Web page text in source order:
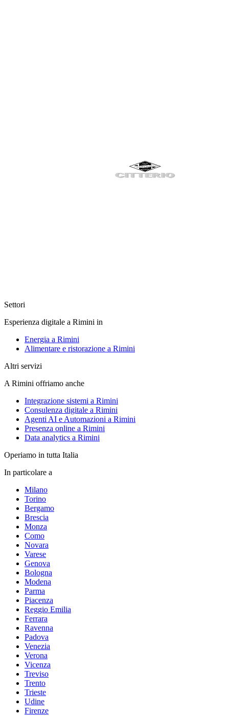
Settori
Esperienza digitale a Rimini in
Energia a Rimini
Alimentare e ristorazione a Rimini
Altri servizi
A Rimini offriamo anche
Integrazione sistemi a Rimini
Consulenza digitale a Rimini
Agenti AI e Automazioni a Rimini
Presenza online a Rimini
Data analytics a Rimini
Operiamo in tutta Italia
In particolare a
Milano
Torino
Bergamo
Brescia
Monza
Como
Novara
Varese
Genova
Bologna
Modena
Parma
Piacenza
Reggio Emilia
Ferrara
Ravenna
Padova
Venezia
Verona
Vicenza
Treviso
Trento
Trieste
Udine
Firenze